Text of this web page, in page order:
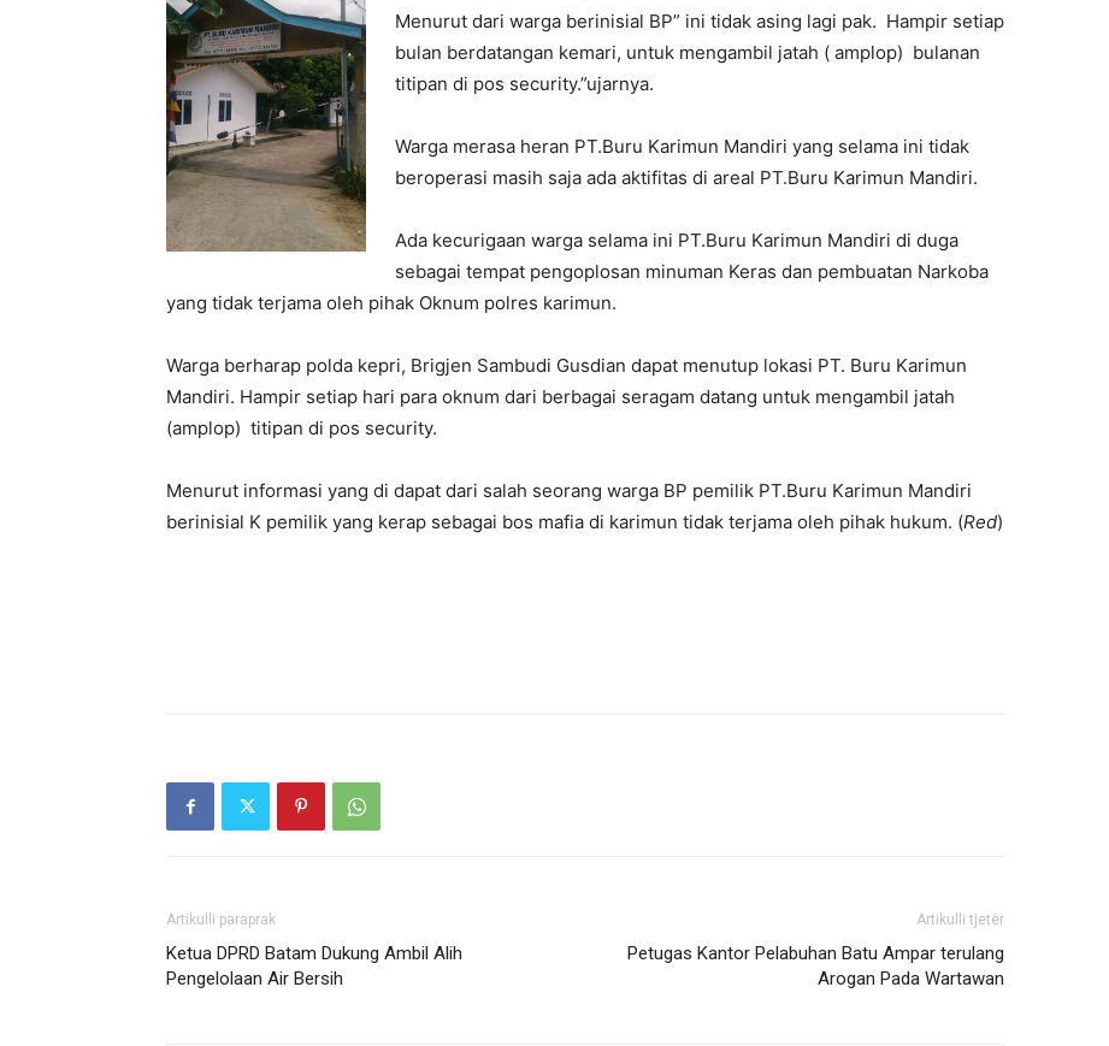
Menurut dari warga berinisial BP” ini tidak asing lagi pak. Hampir setiap
bulan berdatangan kemari, untuk mengambil jatah ( amplop) bulanan
titipan di pos security.”ujarnya.
Warga merasa heran PT.Buru Karimun Mandiri yang selama ini tidak
beroperasi masih saja ada aktifitas di areal PT.Buru Karimun Mandiri.
Ada kecurigaan warga selama ini PT.Buru Karimun Mandiri di duga
sebagai tempat pengoplosan minuman Keras dan pembuatan Narkoba
yang tidak terjama oleh pihak Oknum polres karimun.
Warga berharap polda kepri, Brigjen Sambudi Gusdian dapat menutup lokasi PT. Buru Karimun
Mandiri. Hampir setiap hari para oknum dari berbagai seragam datang untuk mengambil jatah
(amplop) titipan di pos security.
Menurut informasi yang di dapat dari salah seorang warga BP pemilik PT.Buru Karimun Mandiri
berinisial K pemilik yang kerap sebagai bos mafia di karimun tidak terjama oleh pihak hukum. (Red)
Artikulli paraprak
Ketua DPRD Batam Dukung Ambil Alih
Pengelolaan Air Bersih
Artikulli tjetër
Petugas Kantor Pelabuhan Batu Ampar terulang
Arogan Pada Wartawan